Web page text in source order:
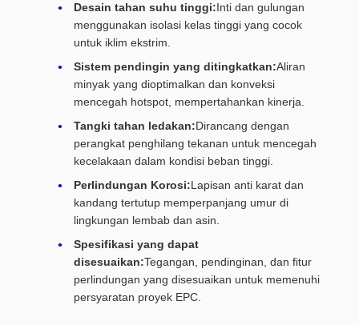
Desain tahan suhu tinggi:Inti dan gulungan
menggunakan isolasi kelas tinggi yang cocok
untuk iklim ekstrim.
Sistem pendingin yang ditingkatkan:Aliran
minyak yang dioptimalkan dan konveksi
mencegah hotspot, mempertahankan kinerja.
Tangki tahan ledakan:Dirancang dengan
perangkat penghilang tekanan untuk mencegah
kecelakaan dalam kondisi beban tinggi.
Perlindungan Korosi:Lapisan anti karat dan
kandang tertutup memperpanjang umur di
lingkungan lembab dan asin.
Spesifikasi yang dapat
disesuaikan:Tegangan, pendinginan, dan fitur
perlindungan yang disesuaikan untuk memenuhi
persyaratan proyek EPC.